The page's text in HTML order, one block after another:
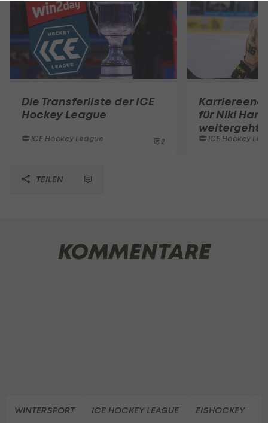
Die Transferliste der ICE
Hockey League
ICE Hockey League 2
für Niki Hartl
weitergeht
ICE Hockey
TEILEN
KOMMENTARE
WINTERSPORT ICE HOCKEY LEAGUE EISHOCKEY